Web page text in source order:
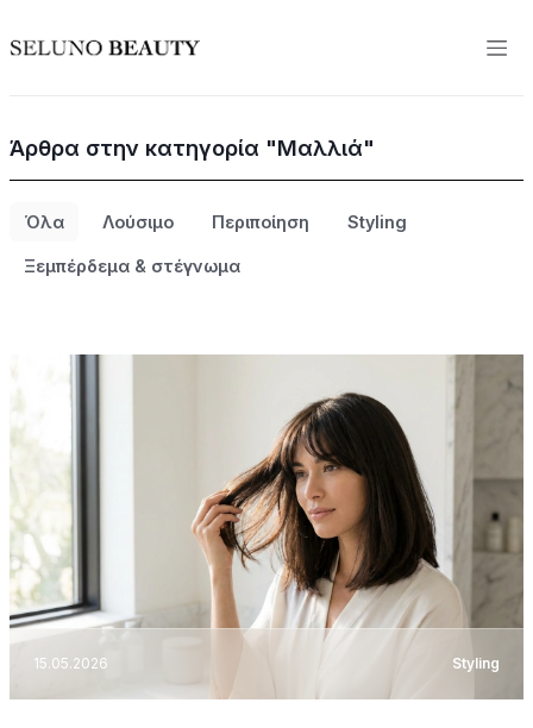
Άρθρα στην κατηγορία "Μαλλιά"
Όλα Λούσιμο Περιποίηση Styling
Ξεμπέρδεμα & στέγνωμα
15.05.2026 Styling